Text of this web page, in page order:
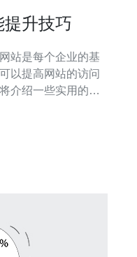
升技巧
站是每个企业的基
以提高网站的访问
介绍一些实用的性